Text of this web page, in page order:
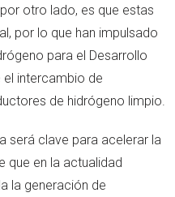
otro lado, es que estas
por lo que han impulsado
para el Desarrollo
el intercambio de
de hidrógeno limpio.
será clave para acelerar la
que en la actualidad
la generación de